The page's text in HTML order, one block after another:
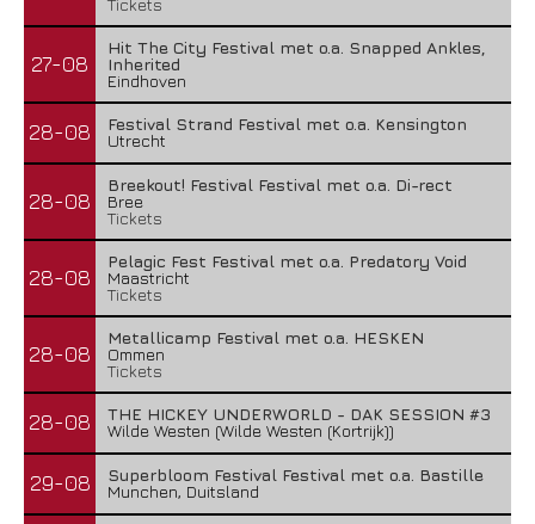
Tickets
27-08
Hit The City Festival met o.a. Snapped Ankles,
Inherited
Eindhoven
28-08
Festival Strand Festival met o.a. Kensington
Utrecht
28-08
Breekout! Festival Festival met o.a. Di-rect
Bree
Tickets
28-08
Pelagic Fest Festival met o.a. Predatory Void
Maastricht
Tickets
28-08
Metallicamp Festival met o.a. HESKEN
Ommen
Tickets
28-08
THE HICKEY UNDERWORLD - DAK SESSION #3
Wilde Westen (Wilde Westen (Kortrijk))
29-08
Superbloom Festival Festival met o.a. Bastille
Munchen, Duitsland